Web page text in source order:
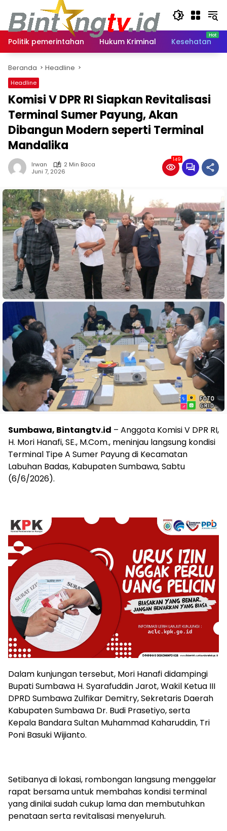
konten
Politik pemerintahan
Hukum Kriminal Kesehatan
Beranda Headline
Headline
Komisi V DPR RI Siapkan Revitalisasi
Terminal Sumer Payung, Akan
Dibangun Modern seperti Terminal
Mandalika
Irwan
2 Min Baca
Juni 7, 2026
149
Sumbawa, Bintangtv.id – Anggota Komisi V DPR RI,
H. Mori Hanafi, SE., M.Com., meninjau langsung kondisi
Terminal Tipe A Sumer Payung di Kecamatan
Labuhan Badas, Kabupaten Sumbawa, Sabtu
(6/6/2026).
Dalam kunjungan tersebut, Mori Hanafi didampingi
Bupati Sumbawa H. Syarafuddin Jarot, Wakil Ketua III
DPRD Sumbawa Zulfikar Demitry, Sekretaris Daerah
Kabupaten Sumbawa Dr. Budi Prasetiyo, serta
Kepala Bandara Sultan Muhammad Kaharuddin, Tri
Poni Basuki Wijianto.
Setibanya di lokasi, rombongan langsung menggelar
rapat bersama untuk membahas kondisi terminal
yang dinilai sudah cukup lama dan membutuhkan
penataan serta revitalisasi menyeluruh.